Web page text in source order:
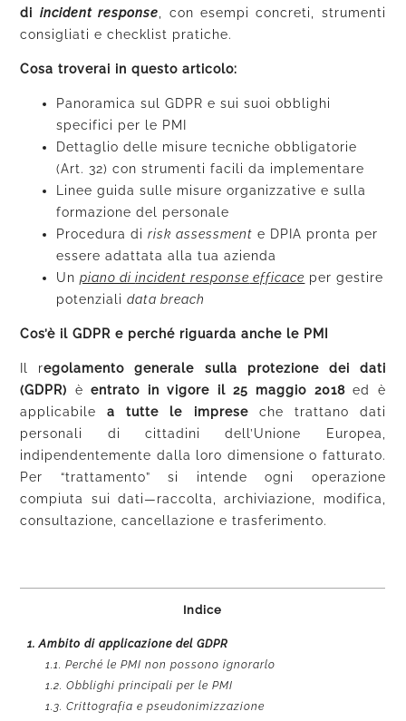
di incident response, con esempi concreti, strumenti
consigliati e checklist pratiche.
Cosa troverai in questo articolo:
Panoramica sul GDPR e sui suoi obblighi
specifici per le PMI
Dettaglio delle misure tecniche obbligatorie
(Art. 32) con strumenti facili da implementare
Linee guida sulle misure organizzative e sulla
formazione del personale
Procedura dirisk assessment e DPIA pronta per
essere adattata alla tua azienda
Unpiano diincident response efficace per gestire
potenzialidata breach
Cos’è il GDPR e perché riguarda anche le PMI
Il regolamento generale sulla protezione dei dati
(GDPR) èentrato in vigore il 25 maggio 2018ed è
applicabilea tutte le impreseche trattano dati
personali di cittadini dell’Unione Europea,
indipendentemente dalla loro dimensione o fatturato.
Per “trattamento” si intende ogni operazione
compiuta sui dati—raccolta, archiviazione, modifica,
consultazione, cancellazione e trasferimento.
Indice
1. Ambito di applicazione del GDPR
1.1. Perché le PMI non possono ignorarlo
1.2. Obblighi principali per le PMI
1.3. Crittografia e pseudonimizzazione